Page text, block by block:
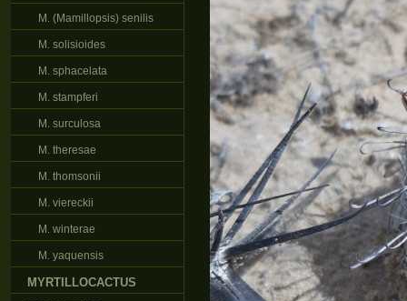
M. (Mamillopsis) senilis
M. solisioides
M. sphacelata
M. stampferi
M. surculosa
M. theresae
M. thomsonii
M. viereckii
M. winterae
M. yaquensis
MYRTILLOCACTUS